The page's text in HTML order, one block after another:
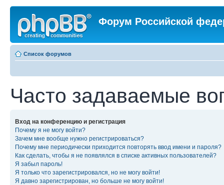
Форум Российской
Список форумов
Часто задаваемые
Вход на конференцию и регистрация
Почему я не могу войти?
Зачем мне вообще нужно регистрироваться?
Почему мне периодически приходится повторять ввод имени и пароля?
Как сделать, чтобы я не появлялся в списке активных пользователей?
Я забыл пароль!
Я только что зарегистрировался, но не могу войти!
Я давно зарегистрирован, но больше не могу войти!